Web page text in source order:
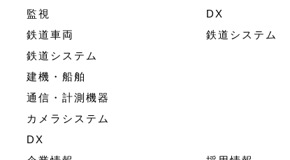
監視
鉄道車両
鉄道システム
建機・船舶
通信・計測機器
カメラシステム
DX
DX
鉄道システム